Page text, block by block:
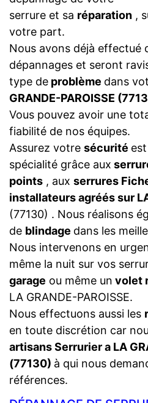
serrure et sa réparation ,
votre part.
Nous avons déjà effectué
dépannages et seront
type de problème dans
GRANDE-PAROISSE
Vous pouvez avoir une
fiabilité de nos équipes.
Assurez votre sécurité
spécialité grâce aux
points , aux serrures
installateurs agréés sur
(77130) . Nous réalisons
de blindage dans les
Nous intervenons en
même la nuit sur vos
garage ou même un volet
LA GRANDE-PAROISSE.
Nous effectuons aussi les
en toute discrétion car
artisans Serrurier a LA
(77130) à qui nous
références.